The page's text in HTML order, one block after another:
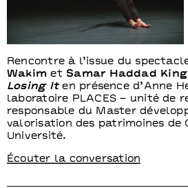
Rencontre à l’issue du
Wakim etSamar Haddad King
Losing Iten présence d’Anne
laboratoire PLACES – unité de
responsable du Master
valorisation des patrimoines de
Université.
Écouter la conversation